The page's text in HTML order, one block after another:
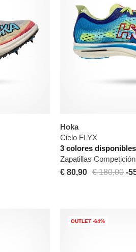
Hoka
Cielo FLYX
3 colores disponibles
Zapatillas
€ 80,90
€ 180,00 -
OUTLET -64%